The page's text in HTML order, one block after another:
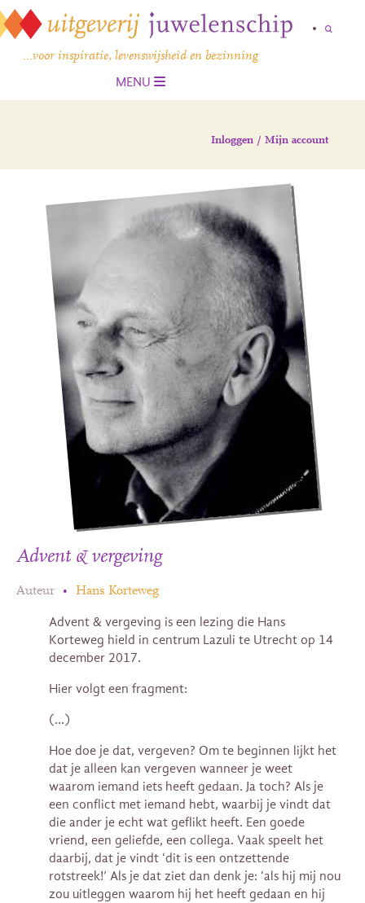
…voor inspiratie, levenswijsheid en bezinning
MENU
Inloggen / Mijn account
Advent & vergeving
Auteur • Hans Korteweg
Advent & vergeving is een lezing die Hans
Korteweg hield in centrum Lazuli te Utrecht op 14
december 2017.
Hier volgt een fragment:
(…)
Hoe doe je dat, vergeven? Om te beginnen lijkt het
dat je alleen kan vergeven wanneer je weet
waarom iemand iets heeft gedaan. Ja toch? Als je
een conflict met iemand hebt, waarbij je vindt dat
die ander je echt wat geflikt heeft. Een goede
vriend, een geliefde, een collega. Vaak speelt het
daarbij, dat je vindt ‘dit is een ontzettende
rotstreek!’ Als je dat ziet dan denk je: ‘als hij mij nou
zou uitleggen waarom hij het heeft gedaan en hij